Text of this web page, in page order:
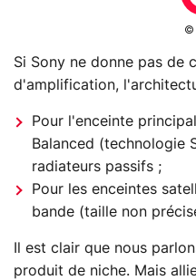
©
Si Sony ne donne pas de
d'amplification,
Pour l'enceinte
Balanced (technologie
radiateurs passifs ;
Pour les enceintes
bande (taille non
Il est clair que nous
produit de niche. Mais